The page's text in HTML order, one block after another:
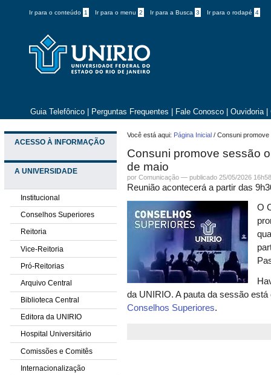
Ir para o conteúdo 1 Ir para o menu 2 Ir para a Busca 3 Ir para o rodapé 4
Guia Telefônico Perguntas Frequentes Fale Conosco Ouvidoria
ACESSO À INFORMAÇÃO
A UNIVERSIDADE
Institucional
Conselhos Superiores
Reitoria
Vice-Reitoria
Pró-Reitorias
Arquivo Central
Biblioteca Central
Editora da UNIRIO
Hospital Universitário
Comissões e Comitês
Internacionalização
Você está aqui: Página Inicial /Consuni
Consuni promove sessão
de maio
porComunicação —publicado 25/05/2026
Reunião acontecerá a partir das
O
da UNIRIO. A pauta da sessão
Conselhos Superiores.